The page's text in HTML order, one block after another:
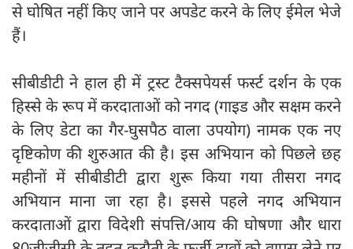
से घोषित नहीं किए जाने पर अपडेट करने के लिए ईमेल भेजे
हैं।
सीबीडीटी ने हाल ही में ट्रस्ट टैक्सपेयर्स फर्स्ट दर्शन के एक
हिस्से के रूप में करदाताओं को नगद (गाइड और सक्षम करने
के लिए डेटा का गैर-घुसपैठ वाला उपयोग) नामक एक नए
दृष्टिकोण की शुरुआत की है। इस अभियान को पिछले छह
महीनों में सीबीडीटी द्वारा शुरू किया गया तीसरा नगद
अभियान माना जा रहा है। इससे पहले नगद अभियान
करदाताओं द्वारा विदेशी संपत्ति/आय की घोषणा और धारा